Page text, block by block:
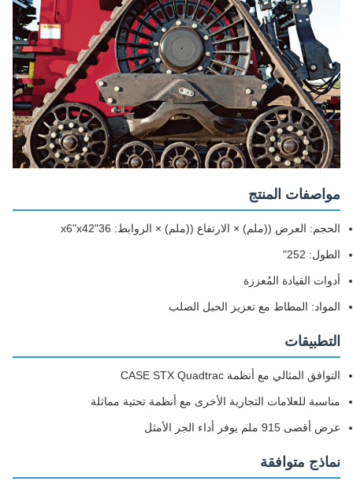
مواصفات المنتج
الحجم: العرض ((ملم) × الارتفاع ((ملم) × الروابط: 36"x6"x42
الطول: 252"
أدوات القيادة المُعززة
المواد: المطاط مع تعزيز الحبل الصلب
التطبيقات
التوافق المثالي مع أنظمة CASE STX Quadtrac
مناسبة للعلامات التجارية الأخرى مع أنظمة تحتية مماثلة
عرض أقصى 915 ملم يوفر أداء الجر الأمثل
نماذج متوافقة